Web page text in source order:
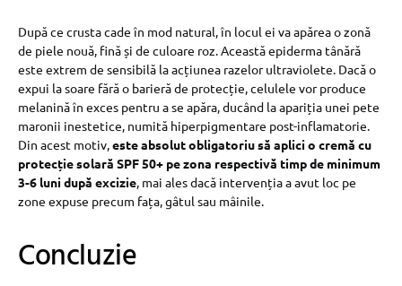
După ce crusta cade în mod natural, în locul ei va apărea o zonă
de piele nouă, fină și de culoare roz. Această epiderma tânără
este extrem de sensibilă la acțiunea razelor ultraviolete. Dacă o
expui la soare fără o barieră de protecție, celulele vor produce
melanină în exces pentru a se apăra, ducând la apariția unei pete
maronii inestetice, numită hiperpigmentare post-inflamatorie.
Din acest motiv,este absolut obligatoriu să aplici o cremă cu
protecție solară SPF 50+ pe zona respectivă timp de minimum
3-6 luni după excizie, mai ales dacă intervenția a avut loc pe
zone expuse precum fața, gâtul sau mâinile.
Concluzie